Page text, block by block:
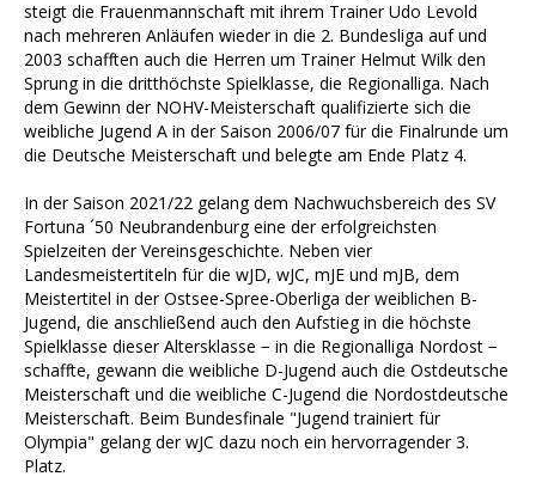
steigt die Frauenmannschaft mit ihrem Trainer Udo Levold
nach mehreren Anläufen wieder in die 2. Bundesliga auf und
2003 schafften auch die Herren um Trainer Helmut Wilk den
Sprung in die dritthöchste Spielklasse, die Regionalliga. Nach
dem Gewinn der NOHV-Meisterschaft qualifizierte sich die
weibliche Jugend A in der Saison 2006/07 für die Finalrunde um
die Deutsche Meisterschaft und belegte am Ende Platz 4.
In der Saison 2021/22 gelang dem Nachwuchsbereich des SV
Fortuna ´50 Neubrandenburg eine der erfolgreichsten
Spielzeiten der Vereinsgeschichte. Neben vier
Landesmeistertiteln für die wJD, wJC, mJE und mJB, dem
Meistertitel in der Ostsee-Spree-Oberliga der weiblichen B-
Jugend, die anschließend auch den Aufstieg in die höchste
Spielklasse dieser Altersklasse − in die Regionalliga Nordost −
schaffte, gewann die weibliche D-Jugend auch die Ostdeutsche
Meisterschaft und die weibliche C-Jugend die Nordostdeutsche
Meisterschaft. Beim Bundesfinale "Jugend trainiert für
Olympia" gelang der wJC dazu noch ein hervorragender 3.
Platz.